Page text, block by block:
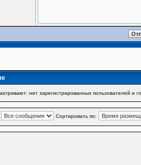
нет зарегистрированных пользователей и
Сортировать по: